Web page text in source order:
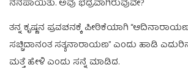
ನೆನಪಾಯಿತು. ಅವು ಭದ್ರವಾಗಿರುವುವೇ?
ತನ್ನ ಕೃಷ್ಣನ ಪ್ರವಚನಕ್ಕೆ ಪೀಠಿಕೆಯಾಗಿ
ಸಚ್ಚಿದಾನಂತ ಸತ್ಯನಾರಾಯಣ” ಎಂದು ಹಾಡಿ
ಮತ್ತೆ ಹೇಳಿ ಎಂದು ಸನ್ನೆ ಮಾಡಿದ.